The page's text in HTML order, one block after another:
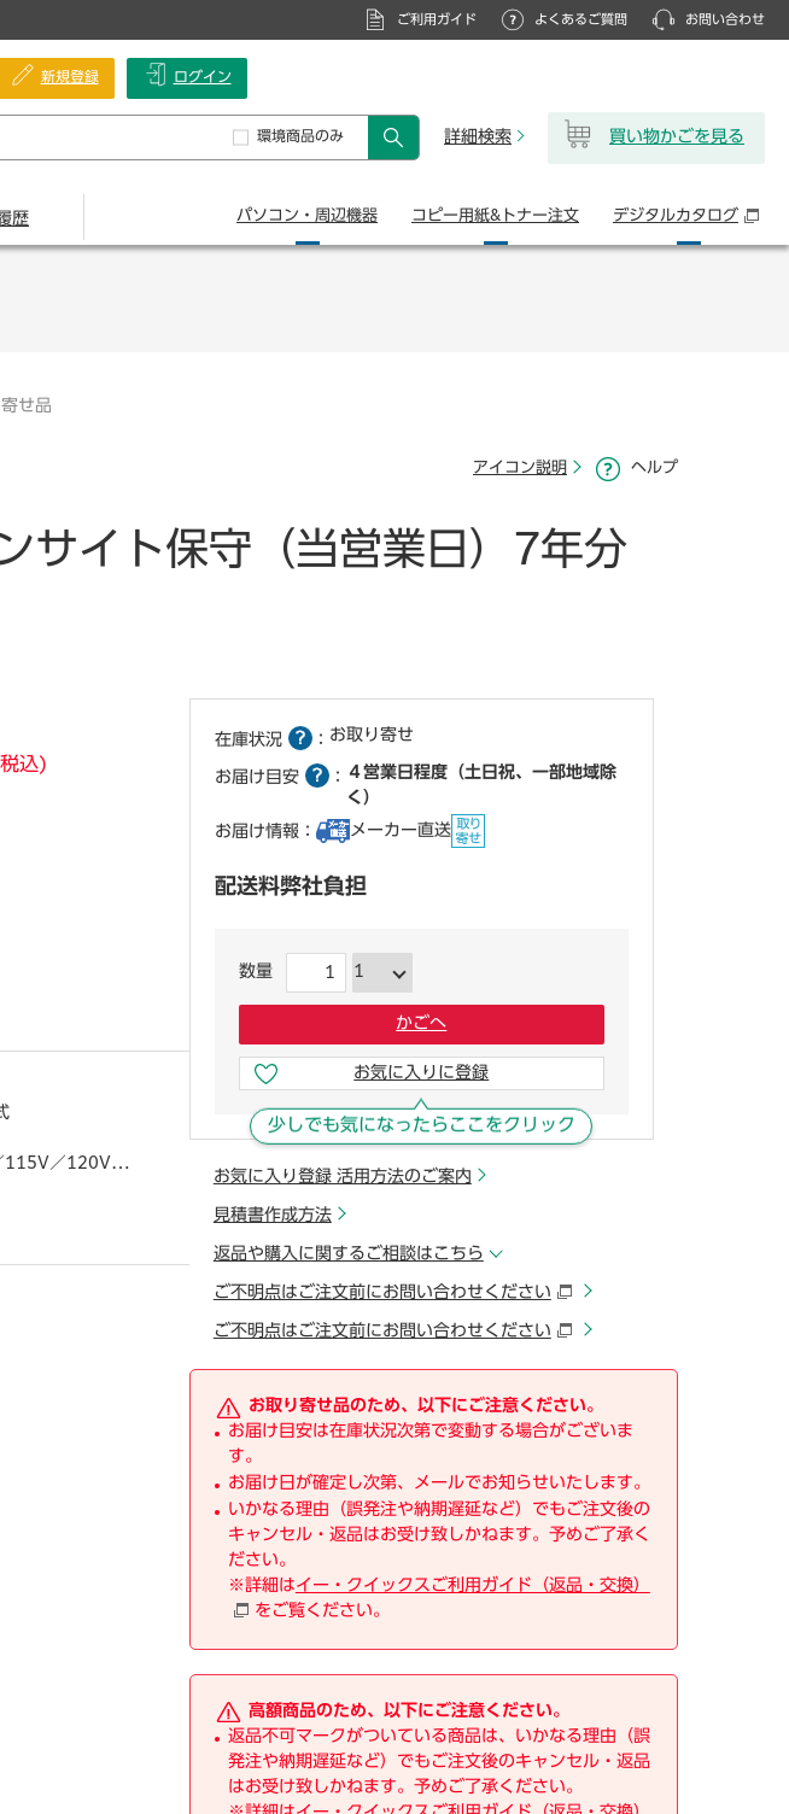
ご利用ガイド よくあるご質問 お問い合わせ
新規登録 ログイン
環境商品のみ
検索
詳細検索 買い物かごを見る
歴 パソコン・ 周辺機器 コピー用紙& トナー注文 デジタルカタログ
せ品
アイコン説明 ヘルプ
サイト保守（当営業日）7年分
込)
115V／120V
：AC
：AC120±3%
6
在庫状況 ： お取り寄せ
お届け目安 ： ４営業日程度（土日祝、一部地域除
く）
お届け情報：
メーカー直送
配送料弊社負担
数量
かごへ
お気に入りに登録
少しでも気になったらここをクリック
お気に入り登録 活用方法のご案内
見積書作成方法
返品や購入に関するご相談はこちら
ご不明点はご注文前にお問い合わせください
ご不明点はご注文前にお問い合わせください
お取り寄せ品のため、以下にご注意ください。
お届け目安は在庫状況次第で変動する場合がございま
す。
お届け日が確定し次第、メールでお知らせいたします。
いかなる理由（誤発注や納期遅延など）でもご注文後の
キャンセル・返品はお受け致しかねます。予めご了承く
ださい。
※詳細はイー・クイックスご利用ガイド（返品・交換）
をご覧ください。
高額商品のため、以下にご注意ください。
返品不可マークがついている商品は、いかなる理由（誤
発注や納期遅延など）でもご注文後のキャンセル・返品
はお受け致しかねます。予めご了承ください。